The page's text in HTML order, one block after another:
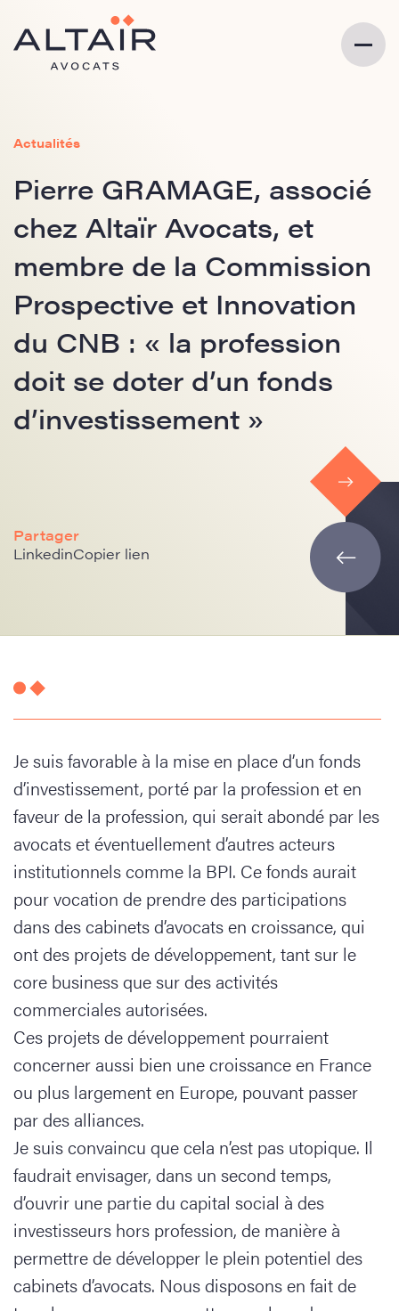
Actualités
Pierre GRAMAGE, associé
chez Altaïr Avocats, et
membre de la Commission
Prospective et Innovation
du CNB : « la profession
doit se doter d’un fonds
d’investissement »
Partager
LinkedinCopier lien
Je suis favorable à la mise en place d’un fonds
d’investissement, porté par la profession et en
faveur de la profession, qui serait abondé par les
avocats et éventuellement d’autres acteurs
institutionnels comme la BPI. Ce fonds aurait
pour vocation de prendre des participations
dans des cabinets d’avocats en croissance, qui
ont des projets de développement, tant sur le
core business que sur des activités
commerciales autorisées.
Ces projets de développement pourraient
concerner aussi bien une croissance en France
ou plus largement en Europe, pouvant passer
par des alliances.
Je suis convaincu que cela n’est pas utopique. Il
faudrait envisager, dans un second temps,
d’ouvrir une partie du capital social à des
investisseurs hors profession, de manière à
permettre de développer le plein potentiel des
cabinets d’avocats. Nous disposons en fait de